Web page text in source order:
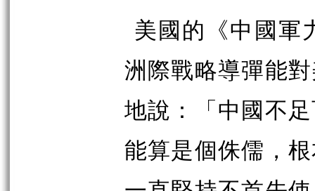
美國的《中國軍
洲際戰略導彈能
地說：「中國不
能算是個侏儒，